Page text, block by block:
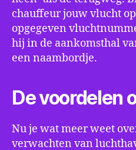
chauffeur jouw vlucht
opgegeven
hij in de aankomsthal
een naambordje.
De voordelen
Nu je wat meer weet
verwachten van